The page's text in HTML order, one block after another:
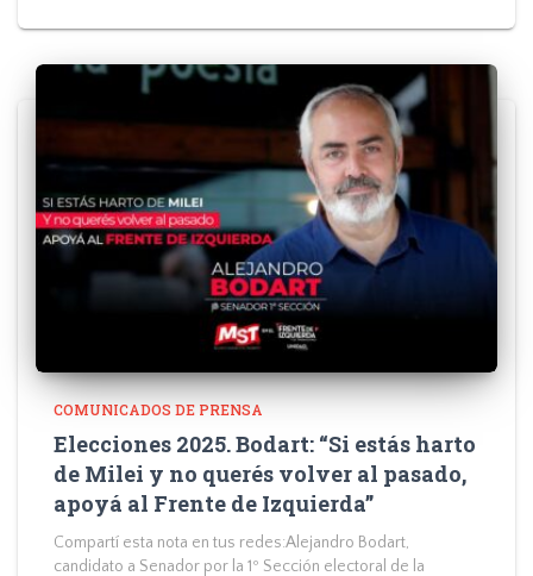
COMUNICADOS DE PRENSA
Elecciones 2025. Bodart: “Si estás harto
de Milei y no querés volver al pasado,
apoyá al Frente de Izquierda”
Compartí esta nota en tus redes:Alejandro Bodart,
candidato a Senador por la 1º Sección electoral de la